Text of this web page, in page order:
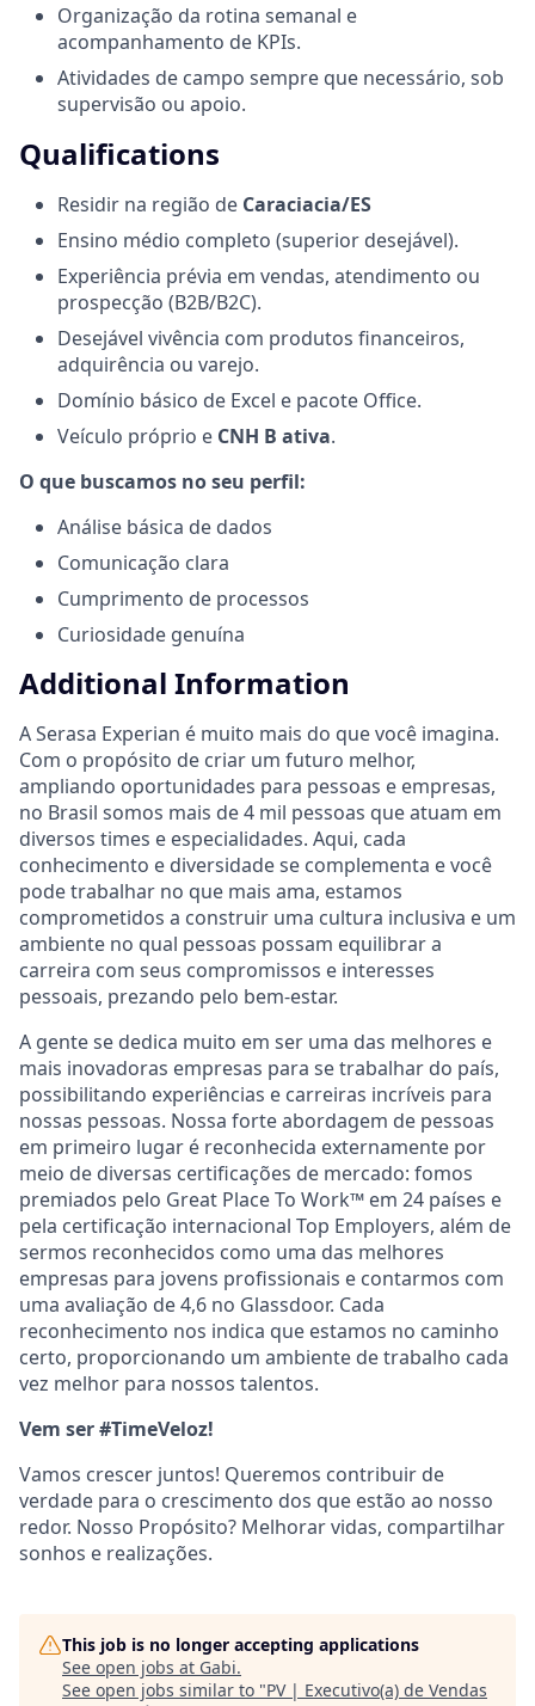
Organização da rotina semanal e
acompanhamento de KPIs.
Atividades de campo sempre que necessário, sob
supervisão ou apoio.
Qualifications
Residir na região de Caraciacia/ES
Ensino médio completo (superior desejável).
Experiência prévia em vendas, atendimento ou
prospecção (B2B/B2C).
Desejável vivência com produtos financeiros,
adquirência ou varejo.
Domínio básico de Excel e pacote Office.
Veículo próprio e CNH B ativa.
O que buscamos no seu perfil:
Análise básica de dados
Comunicação clara
Cumprimento de processos
Curiosidade genuína
Additional Information
A Serasa Experian é muito mais do que você imagina.
Com o propósito de criar um futuro melhor,
ampliando oportunidades para pessoas e empresas,
no Brasil somos mais de 4 mil pessoas que atuam em
diversos times e especialidades. Aqui, cada
conhecimento e diversidade se complementa e você
pode trabalhar no que mais ama, estamos
comprometidos a construir uma cultura inclusiva e um
ambiente no qual pessoas possam equilibrar a
carreira com seus compromissos e interesses
pessoais, prezando pelo bem-estar.
A gente se dedica muito em ser uma das melhores e
mais inovadoras empresas para se trabalhar do país,
possibilitando experiências e carreiras incríveis para
nossas pessoas. Nossa forte abordagem de pessoas
em primeiro lugar é reconhecida externamente por
meio de diversas certificações de mercado: fomos
premiados pelo Great Place To Work™ em 24 países e
pela certificação internacional Top Employers, além de
sermos reconhecidos como uma das melhores
empresas para jovens profissionais e contarmos com
uma avaliação de 4,6 no Glassdoor. Cada
reconhecimento nos indica que estamos no caminho
certo, proporcionando um ambiente de trabalho cada
vez melhor para nossos talentos.
Vem ser #TimeVeloz!
Vamos crescer juntos! Queremos contribuir de
verdade para o crescimento dos que estão ao nosso
redor. Nosso Propósito? Melhorar vidas, compartilhar
sonhos e realizações.
This job is no longer accepting applications
See open jobs at Gabi.
See open jobs similar to "PV | Executivo(a) de Vendas